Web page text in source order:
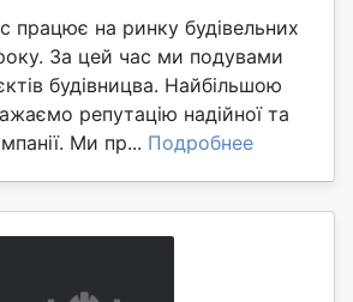
працює на ринку будівельних
За цей час ми подувами
будівницва. Найбільшою
репутацію надійної та
Ми пр... Подробнее